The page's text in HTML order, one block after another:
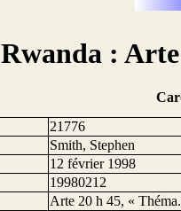
Rwanda :
21776
Smith, Stephen
12 février 1998
19980212
Arte 20 h 45, «